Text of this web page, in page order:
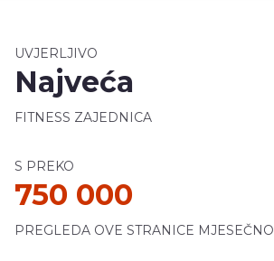
UVJERLJIVO
Najveća
FITNESS ZAJEDNICA
S PREKO
750 000
PREGLEDA OVE STRANICE MJESEČNO